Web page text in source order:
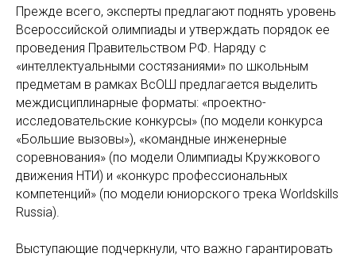
Прежде всего, эксперты предлагают поднять уровень
Всероссийской олимпиады и утверждать порядок ее
проведения Правительством РФ. Наряду с
«интеллектуальными состязаниями» по школьным
предметам в рамках ВсОШ предлагается выделить
междисциплинарные форматы: «проектно-
исследовательские конкурсы» (по модели конкурса
«Большие вызовы»), «командные инженерные
соревнования» (по модели Олимпиады Кружкового
движения НТИ) и «конкурс профессиональных
компетенций» (по модели юниорского трека Worldskills
Russia).
Выступающие подчеркнули, что важно гарантировать